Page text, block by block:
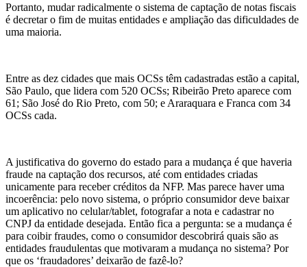
Portanto, mudar radicalmente o sistema de captação de notas fiscais
é decretar o fim de muitas entidades e ampliação das dificuldades de
uma maioria.
Entre as dez cidades que mais OCSs têm cadastradas estão a capital,
São Paulo, que lidera com 520 OCSs; Ribeirão Preto aparece com
61; São José do Rio Preto, com 50; e Araraquara e Franca com 34
OCSs cada.
A justificativa do governo do estado para a mudança é que haveria
fraude na captação dos recursos, até com entidades criadas
unicamente para receber créditos da NFP. Mas parece haver uma
incoerência: pelo novo sistema, o próprio consumidor deve baixar
um aplicativo no celular/tablet, fotografar a nota e cadastrar no
CNPJ da entidade desejada. Então fica a pergunta: se a mudança é
para coibir fraudes, como o consumidor descobrirá quais são as
entidades fraudulentas que motivaram a mudança no sistema? Por
que os ‘fraudadores’ deixarão de fazê-lo?